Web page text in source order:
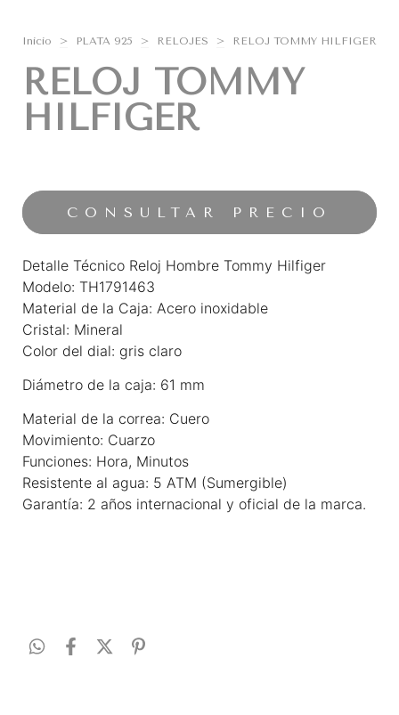
Inicio > PLATA 925 > RELOJES > RELOJ TOMMY HILFIGER
RELOJ TOMMY
HILFIGER
Detalle Técnico Reloj Hombre Tommy Hilfiger
Modelo: TH1791463
Material de la Caja: Acero inoxidable
Cristal: Mineral
Color del dial: gris claro
Diámetro de la caja: 61 mm
Material de la correa: Cuero
Movimiento: Cuarzo
Funciones: Hora, Minutos
Resistente al agua: 5 ATM (Sumergible)
Garantía: 2 años internacional y oficial de la marca.